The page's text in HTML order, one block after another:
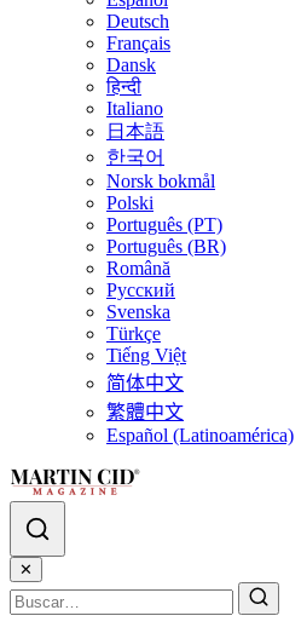
Deutsch
Français
Dansk
हिन्दी
Italiano
日本語
한국어
Norsk bokmål
Polski
Português (PT)
Português (BR)
Română
Русский
Svenska
Türkçe
Tiếng Việt
简体中文
繁體中文
Español (Latinoamérica)
✕